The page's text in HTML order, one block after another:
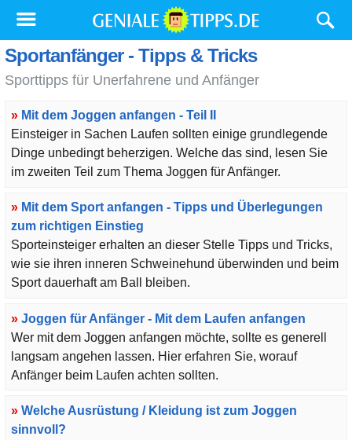
Sportanfänger - Tipps & Tricks
Sporttipps für Unerfahrene und Anfänger
» Mit dem Joggen anfangen - Teil II
Einsteiger in Sachen Laufen sollten einige grundlegende
Dinge unbedingt beherzigen. Welche das sind, lesen Sie
im zweiten Teil zum Thema Joggen für Anfänger.
» Mit dem Sport anfangen - Tipps und Überlegungen
zum richtigen Einstieg
Sporteinsteiger erhalten an dieser Stelle Tipps und Tricks,
wie sie ihren inneren Schweinehund überwinden und beim
Sport dauerhaft am Ball bleiben.
» Joggen für Anfänger - Mit dem Laufen anfangen
Wer mit dem Joggen anfangen möchte, sollte es generell
langsam angehen lassen. Hier erfahren Sie, worauf
Anfänger beim Laufen achten sollten.
» Welche Ausrüstung / Kleidung ist zum Joggen
sinnvoll?